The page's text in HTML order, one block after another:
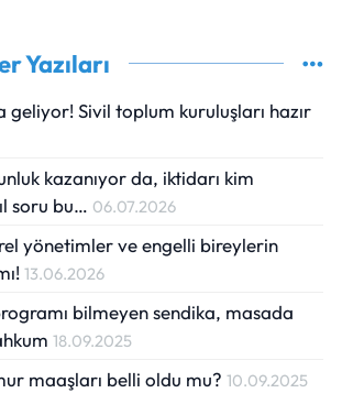
Yazıları
geliyor! Sivil toplum kuruluşları hazır
kazanıyor da, iktidarı kim
soru bu… 06.07.2026
yönetimler ve engelli bireylerin
13.06.2026
bilmeyen sendika, masada
18.09.2025
maaşları belli oldu mu? 10.09.2025